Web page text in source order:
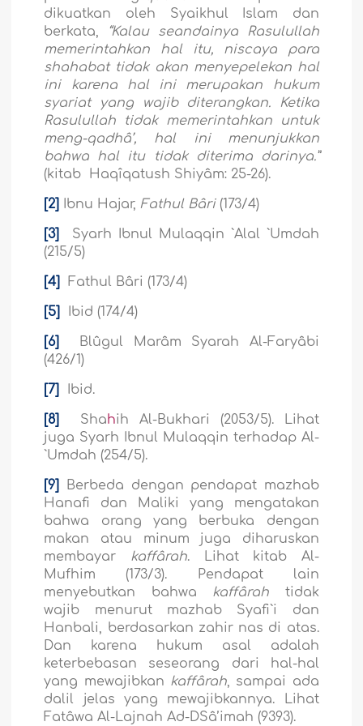
dikuatkan oleh Syaikhul Islam dan
berkata,
“Kalau seandainya Rasulullah
memerintahkan hal itu, niscaya para
shahabat tidak akan menyepelekan hal
ini karena hal ini merupakan hukum
syariat yang wajib diterangkan. Ketika
Rasulullah tidak memerintahkan untuk
meng-qadhâ’, hal ini menunjukkan
bahwa hal itu tidak diterima darinya.”
(kitab Haqîqatush Shiyâm: 25-26).
[2] Ibnu Hajar, Fathul Bâri(173/4)
[3]
Syarh Ibnul Mulaqqin `Alal `Umdah
(215/5)
[4] Fathul Bâri (173/4)
[5] Ibid (174/4)
[6]
Blûgul Marâm Syarah Al-Faryâbi
(426/1)
[7] Ibid.
[8] Shahih Al-Bukhari (2053/5). Lihat
juga Syarh Ibnul Mulaqqin terhadap Al-
`Umdah (254/5).
[9]
Berbeda dengan pendapat mazhab
Hanafi dan Maliki yang mengatakan
bahwa orang yang berbuka dengan
makan atau minum juga diharuskan
membayar kaffârah. Lihat kitab Al-
Mufhim (173/3). Pendapat lain
menyebutkan bahwa kaffârah tidak
wajib menurut mazhab Syafi`i dan
Hanbali, berdasarkan zahir nas di atas.
Dan karena hukum asal adalah
keterbebasan seseorang dari hal-hal
yang mewajibkan kaffârah, sampai ada
dalil jelas yang mewajibkannya. Lihat
Fatâwa Al-Lajnah Ad-DSâ’imah (9393).